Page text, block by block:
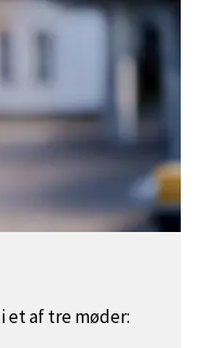
et af tre møder: